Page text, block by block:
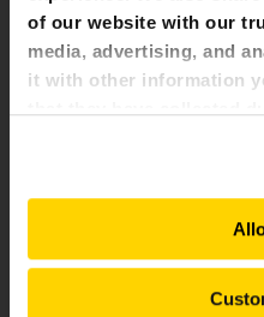
of our website with our
media, advertising, and
it with other information
and serve you content
explore more!
BROKK 300
Utvecklingen av en